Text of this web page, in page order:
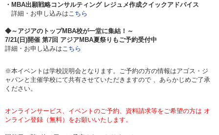
・MBA出願戦略コンサルティング レジュメ作成クイックアドバイス
詳細・お申し込みはこちら
◆～アジアのトップMBA校が一堂に集結！～
7/21(日)開催 第7回 アジアMBA夏祭りもご予約受付中
詳細・お申し込みはこちら
※本イベントは学校説明会となります。ご予約の方の情報はアゴス・ジ
ャパンと主催学校にて共有させていただきますので 、あらかじめご了承
ください。
オンラインサービス、イベントのご予約、資料請求等をご希望の方は オ
ンライン登録（無料）をお願いいたします。